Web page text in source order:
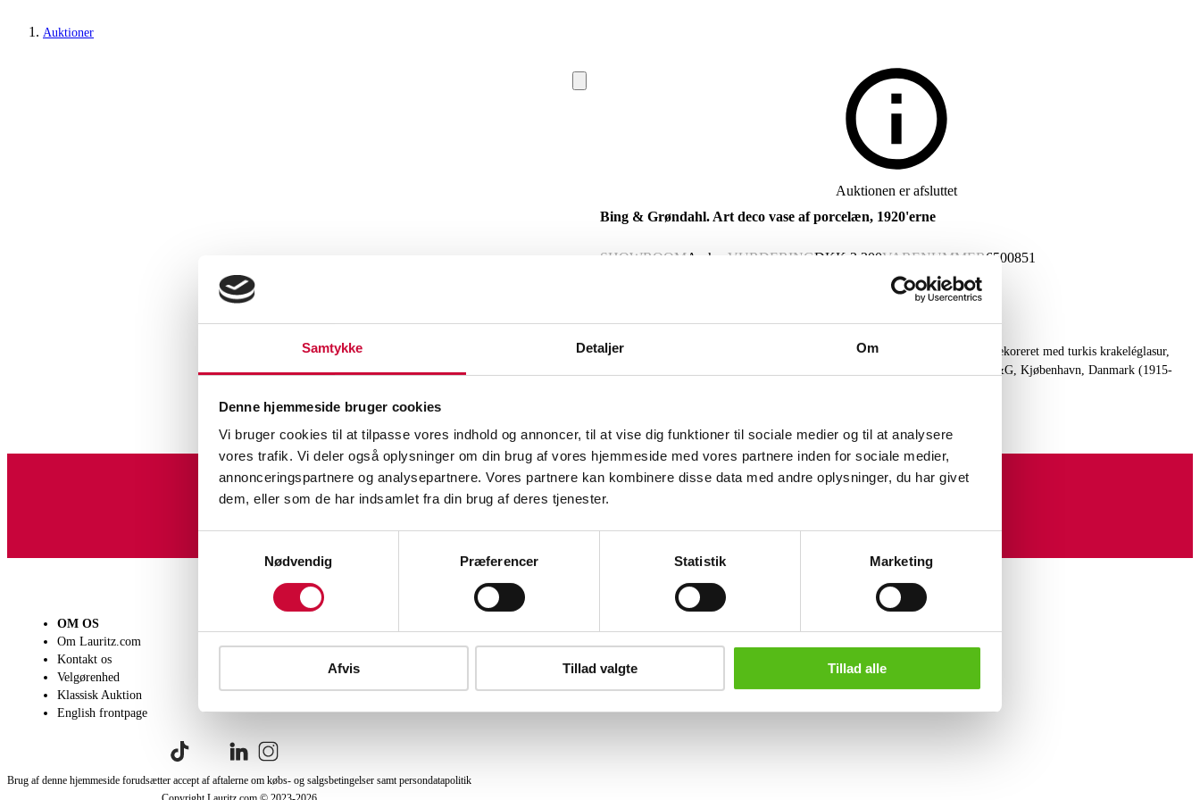
Samtykke Detaljer Om
Denne hjemmeside bruger cookies
Vi bruger cookies til at tilpasse vores indhold og annoncer, til at vise dig funktioner til sociale medier og til at analysere
vores trafik. Vi deler også oplysninger om din brug af vores hjemmeside med vores partnere inden for sociale medier,
annonceringspartnere og analysepartnere. Vores partnere kan kombinere disse data med andre oplysninger, du har givet
dem, eller som de har indsamlet fra din brug af deres tjenester.
Nødvendig
Præferencer Statistik Marketing
Afvis Tillad valgte Tillad alle
Auktioner
Auktionen er afsluttet
Bing & Grøndahl. Art deco vase af porcelæn, 1920'erne
SHOWROOM Aarhus VURDERINGDKK 3.200VARENUMMER6500851
Bing & Grøndahl. Art deco vase af kraftig porcelæn modelleret i kugleform, dekoreret med turkis krakeléglasur,
munding og fodrand med sort glasur. Betegnet VI / 442. Stemplet bomærke B&G, Kjøbenhavn, Danmark (1915-
Lignende varer
Tilmeld dig vores nyhedsbrev og modtag nyheder samt tilbud direkte i din email.
OM OS
Om Lauritz.com
Kontakt os
Velgørenhed
Klassisk Auktion
English frontpage
Købsvilkår
Brug af denne hjemmeside forudsætter accept af aftalerne om købs- og salgsbetingelser samt persondatapolitik